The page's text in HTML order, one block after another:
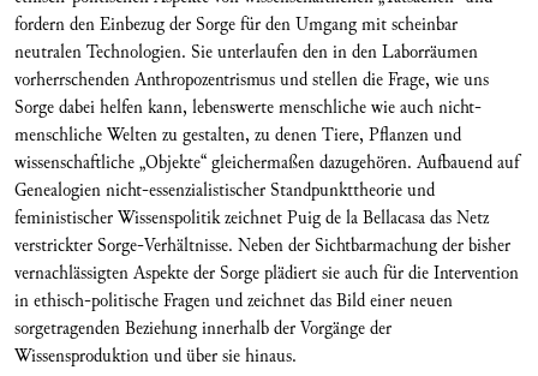
fordern den Einbezug der Sorge für den Umgang mit scheinbar
neutralen Technologien. Sie unterlaufen den in den Laborräumen
vorherrschenden Anthropozentrismus und stellen die Frage, wie uns
Sorge dabei helfen kann, lebenswerte menschliche wie auch nicht-
menschliche Welten zu gestalten, zu denen Tiere, Pflanzen und
wissenschaftliche „Objekte“ gleichermaßen dazugehören. Aufbauend auf
Genealogien nicht-essenzialistischer Standpunkttheorie und
feministischer Wissenspolitik zeichnet Puig de la Bellacasa das Netz
verstrickter Sorge-Verhältnisse. Neben der Sichtbarmachung der bisher
vernachlässigten Aspekte der Sorge plädiert sie auch für die Intervention
in ethisch-politische Fragen und zeichnet das Bild einer neuen
sorgetragenden Beziehung innerhalb der Vorgänge der
Wissensproduktion und über sie hinaus.